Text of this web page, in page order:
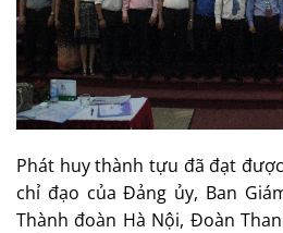
Phát huy thành tựu đã đạt
chỉ đạo của Đảng ủy, Ban
Thành đoàn Hà Nội, Đoàn